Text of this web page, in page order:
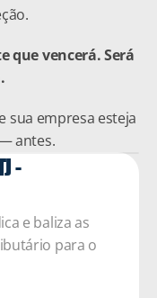
que vencerá. Será
sua empresa esteja
antes.
-
e baliza as
para o